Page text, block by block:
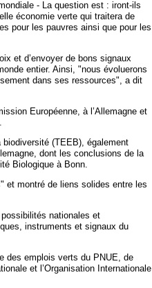
- La question est : iront-ils
économie verte qui traitera de
pour les pauvres ainsi que pour les
et d’envoyer de bons signaux
entier. Ainsi, "nous évoluerons
dans ses ressources", a dit
Européenne, à l’Allemagne et
(TEEB), également
dont les conclusions de la
Biologique à Bonn.
et montré de liens solides entre les
possibilités nationales et
instruments et signaux du
des emplois verts du PNUE, de
et l’Organisation Internationale